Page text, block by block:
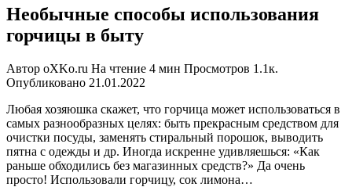
Необычные способы использования
горчицы в быту
Автор oXKo.ru На чтение 4 мин Просмотров 1.1к.
Опубликовано 21.01.2022
Любая хозяюшка скажет, что горчица может использоваться в
самых разнообразных целях: быть прекрасным средством для
очистки посуды, заменять стиральный порошок, выводить
пятна с одежды и др. Иногда искренне удивляешься: «Как
раньше обходились без магазинных средств?» Да очень
просто! Использовали горчицу, сок лимона…